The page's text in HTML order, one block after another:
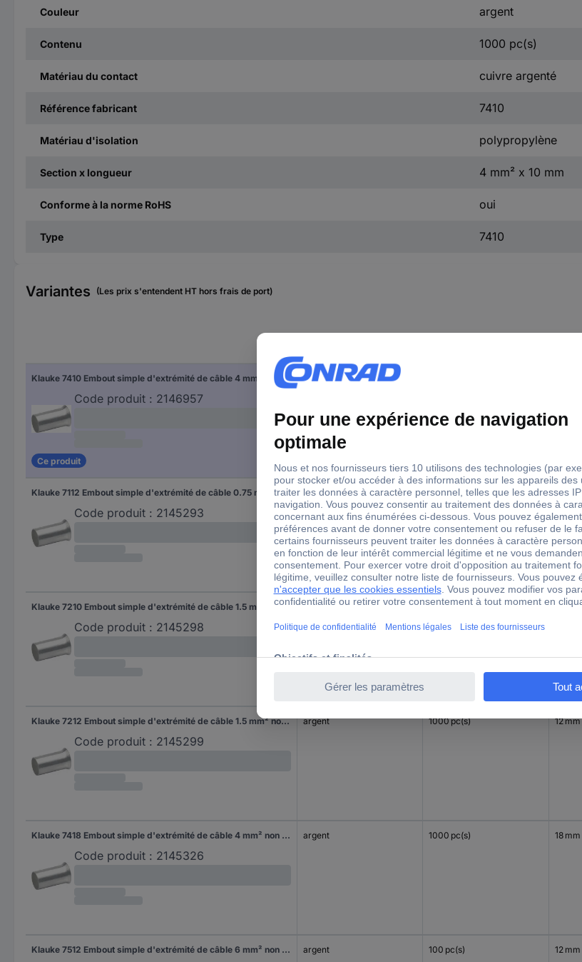
Couleur argent
Contenu 1000 pc(s)
Matériau du contact cuivre argenté
Référence fabricant 7410
Matériau d'isolation polypropylène
Section x longueur 4 mm² x 10 mm
Conforme à la norme RoHS oui
Type 7410
Variantes (Les prix s'entendent HT hors frais de port)
Klauke 7410 Embout simple d'extrémité de câble 4 mm² non isolé argent 1000 pc(s)
Code produit : 2146957
Ce produit
argent
Klauke 7112 Embout simple d'extrémité de câble 0.75 mm² non isolé argent 1000 pc(s)
Code produit : 2145293
argent 1000 pc(s) 12 mm
Klauke 7210 Embout simple d'extrémité de câble 1.5 mm² non isolé argent 1000 pc(s)
Code produit : 2145298
argent 1000 pc(s) 10 mm
Klauke 7212 Embout simple d'extrémité de câble 1.5 mm² non isolé argent 1000 pc(s)
Code produit : 2145299
argent 1000 pc(s) 12 mm
Klauke 7418 Embout simple d'extrémité de câble 4 mm² non isolé argent 1000 pc(s)
Code produit : 2145326
argent 1000 pc(s) 18 mm
Klauke 7512 Embout simple d'extrémité de câble 6 mm² non isolé argent 100 pc(s) argent 100 pc(s) 12 mm